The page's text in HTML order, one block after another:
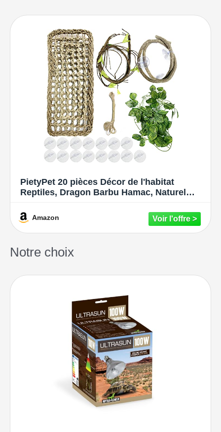
PietyPet 20 pièces Décor de l'habitat
Reptiles, Dragon Barbu Hamac, Naturel
d'escalade et Lierre Plante pour Lézard
Escalade, Caméléon, Gecko, Serpents,
Tortue
Amazon
Notre choix